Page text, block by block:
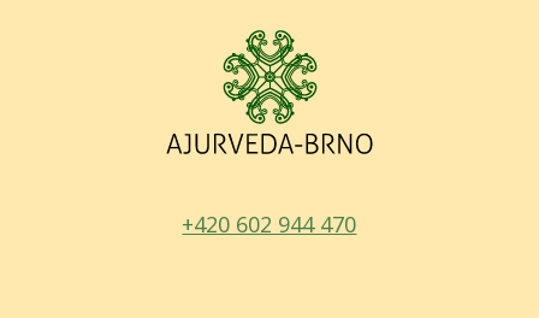
+420 602 944 470